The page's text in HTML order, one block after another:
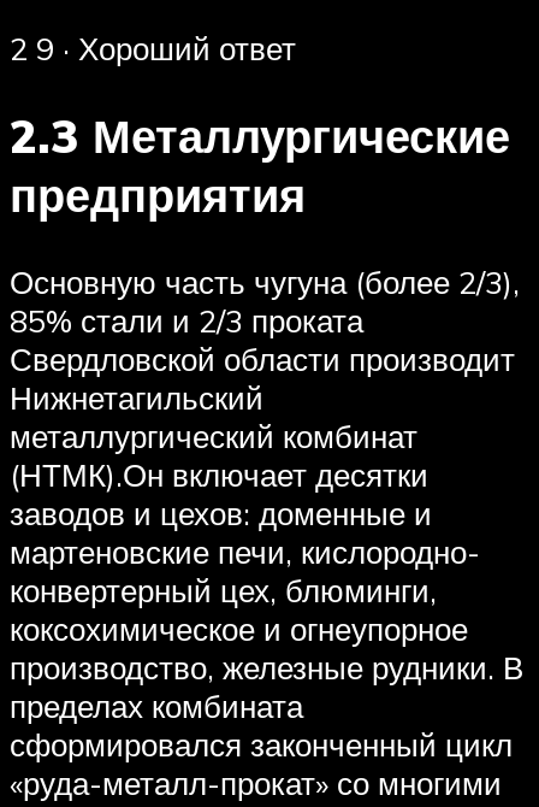
2 9 · Хороший ответ
2.3 Металлургические
предприятия
Основную часть чугуна (более 2/3),
85% стали и 2/3 проката
Свердловской области производит
Нижнетагильский
металлургический комбинат
(НТМК).Он включает десятки
заводов и цехов: доменные и
мартеновские печи, кислородно-
конвертерный цех, блюминги,
коксохимическое и огнеупорное
производство, железные рудники. В
пределах комбината
сформировался законченный цикл
«руда-металл-прокат» со многими